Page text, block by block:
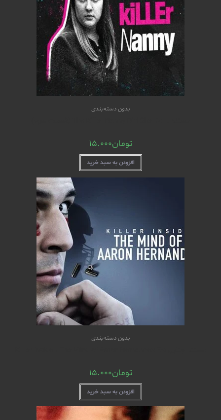
بدون دسته‌بندی
تومان15.000
افزودن به سبد خرید
بدون دسته‌بندی
تومان15.000
افزودن به سبد خرید